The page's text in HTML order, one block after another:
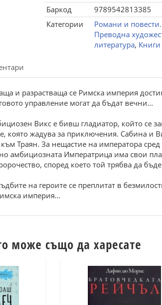
Баркод
9789542813385
Категории
Романи и
Преводна
литература, Книги
и разрастваща се Римска империя
управление могат да бъдат вечни…
Викс е бивш гладиатор, който се
която жадува за приключения. Сабина
Траян. За нещастие на императора
амбициозната Императрица има свои
според което той трябва да
на героите се преплитат в
империя…
може също да харесате